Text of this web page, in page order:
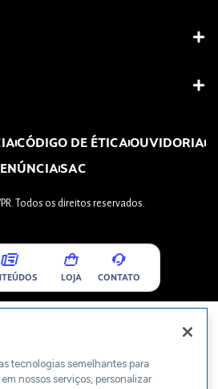
CÓDIGO DE ÉTICAOUVIDORIA
SAC
Todos os direitos reservados.
LOJA CONTATO
tecnologias semelhantes para
nossos serviços, personalizar